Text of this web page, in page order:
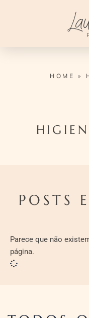
HOME »
POSTS
Parece que não
página.